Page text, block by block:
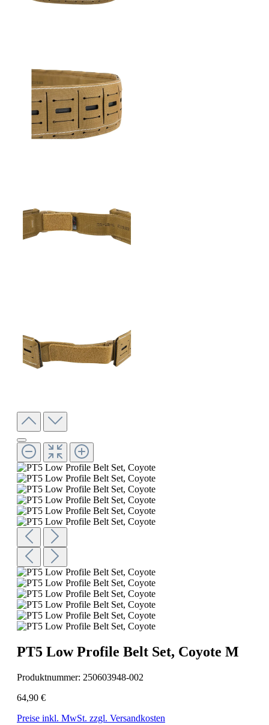
PT5 Low Profile Belt Set, Coyote M
Produktnummer: 250603948-002
64,90 €
Preise inkl. MwSt. zzgl. Versandkosten